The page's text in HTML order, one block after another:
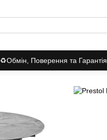
♻Обмін, Поверення та Гарантія